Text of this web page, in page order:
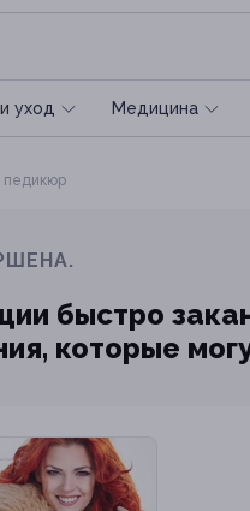
уход Медицина
педикюр
быстро
которые